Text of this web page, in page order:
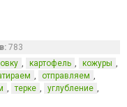
783
, картофель , кожуры ,
, отправляем ,
, терке , углубление ,